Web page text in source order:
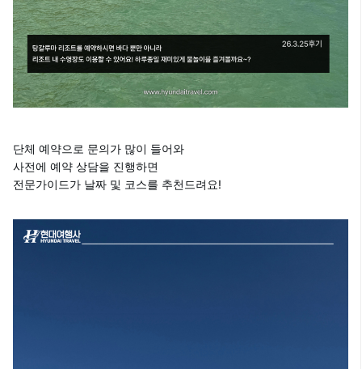
단체 예약으로 문의가 많이 들어와
사전에 예약 상담을 진행하면
전문가이드가 날짜 및 코스를 추천드려요!